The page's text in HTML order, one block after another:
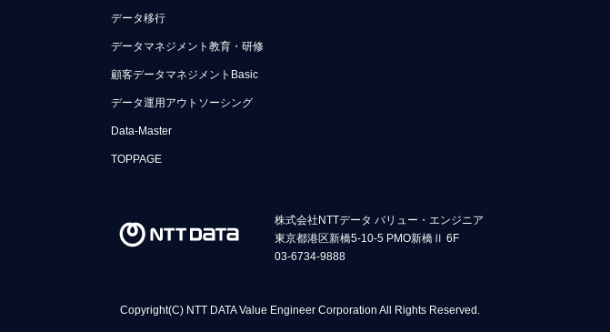
データ移行
データマネジメント教育・研修
顧客データマネジメントBasic
データ運用アウトソーシング
Data-Master
TOPPAGE
株式会社NTTデータ バリュー・エンジニア
東京都港区新橋5-10-5 PMO新橋Ⅱ 6F
03-6734-9888
Copyright(C) NTT DATA Value Engineer Corporation All Rights Reserved.